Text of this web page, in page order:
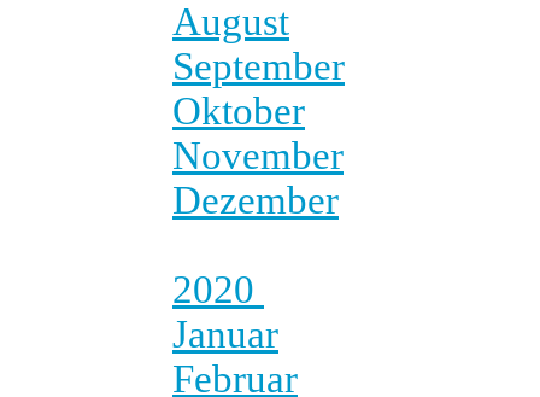
August
September
Oktober
November
Dezember
2020
Januar
Februar